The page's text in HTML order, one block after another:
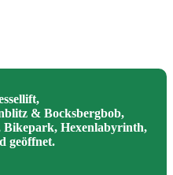
& Bocksbergbob,
Bikepark, Hexenlabyrinth,
geöffnet.